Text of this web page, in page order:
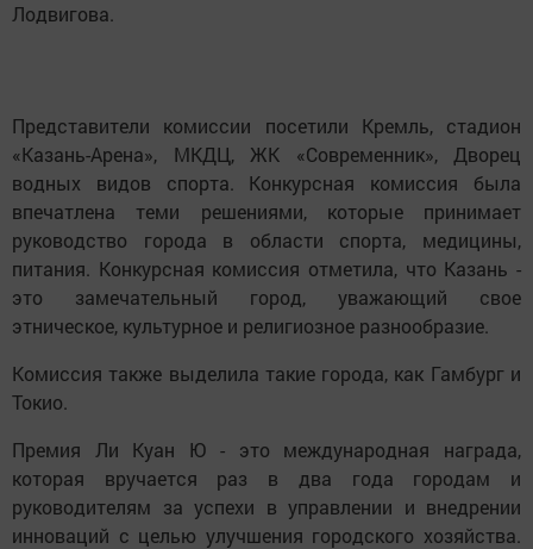
Лодвигова.
Представители комиссии посетили Кремль, стадион
«Казань-Арена», МКДЦ, ЖК «Современник», Дворец
водных видов спорта. Конкурсная комиссия была
впечатлена теми решениями, которые принимает
руководство города в области спорта, медицины,
питания. Конкурсная комиссия отметила, что Казань -
это замечательный город, уважающий свое
этническое, культурное и религиозное разнообразие.
Комиссия также выделила такие города, как Гамбург и
Токио.
Премия Ли Куан Ю - это международная награда,
которая вручается раз в два года городам и
руководителям за успехи в управлении и внедрении
инноваций с целью улучшения городского хозяйства.